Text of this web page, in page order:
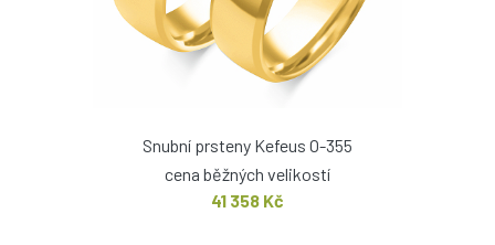
Snubní prsteny Kefeus O-355
cena běžných velikostí
41 358 Kč